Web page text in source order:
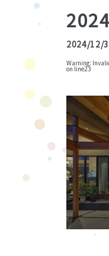
2024/12/
Warning:
on line23